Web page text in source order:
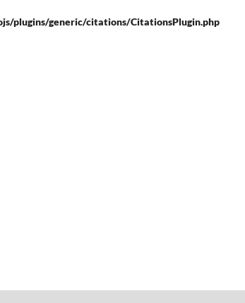
plugins/generic/citations/CitationsPlugin.php